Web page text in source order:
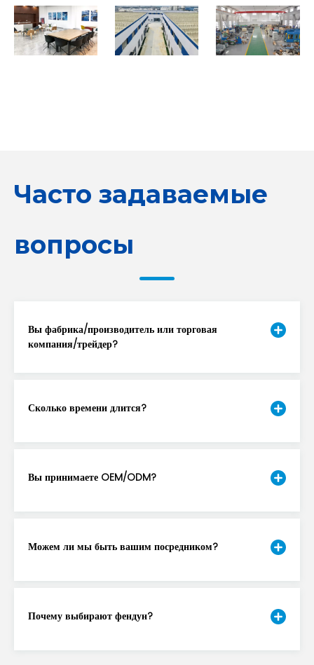
Часто задаваемые
вопросы
Вы фабрика/производитель или торговая
компания/трейдер?
Сколько времени длится?
Вы принимаете OEM/ODM?
Можем ли мы быть вашим посредником?
Почему выбирают фендун?